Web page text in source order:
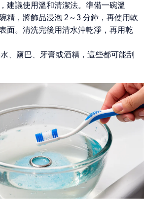
建議使用溫和清潔法。準備一碗溫
精 ，將飾品浸泡 2～3 分鐘，再使用軟
面。清洗完後用清水沖乾淨，再用乾
、鹽巴、牙膏或酒精，這些都可能刮